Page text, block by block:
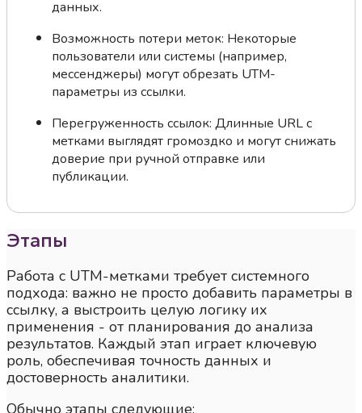
данных.
Возможность потери меток: Некоторые
пользователи или системы (например,
мессенджеры) могут обрезать UTM-
параметры из ссылки.
Перегруженность ссылок: Длинные URL с
метками выглядят громоздко и могут снижать
доверие при ручной отправке или
публикации.
Этапы
Работа с UTM-метками требует системного
подхода: важно не просто добавить параметры в
ссылку, а выстроить целую логику их
применения - от планирования до анализа
результатов. Каждый этап играет ключевую
роль, обеспечивая точность данных и
достоверность аналитики.
Обычно этапы следующие: